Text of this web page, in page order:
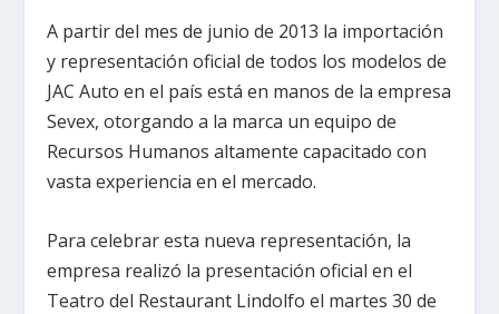
A partir del mes de junio de 2013 la importación
y representación oficial de todos los modelos de
JAC Auto en el país está en manos de la empresa
Sevex, otorgando a la marca un equipo de
Recursos Humanos altamente capacitado con
vasta experiencia en el mercado.
Para celebrar esta nueva representación, la
empresa realizó la presentación oficial en el
Teatro del Restaurant Lindolfo el martes 30 de